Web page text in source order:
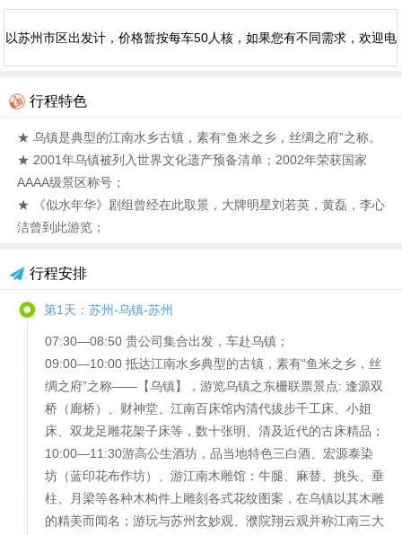
以苏州市区出发计，价格暂按每车50人核，如果您有不同需求，欢迎电
行程特色
★ 乌镇是典型的江南水乡古镇，素有“鱼米之乡，丝绸之府”之称。
★ 2001年乌镇被列入世界文化遗产预备清单；2002年荣获国家
AAAA级景区称号；
★ 《似水年华》剧组曾经在此取景，大牌明星刘若英，黄磊，李心
洁曾到此游览；
行程安排
第1天：苏州-乌镇-苏州
07:30—08:50 贵公司集合出发，车赴乌镇；
09:00—10:00 抵达江南水乡典型的古镇，素有“鱼米之乡，丝
绸之府”之称——【乌镇】，游览乌镇之东栅联票景点: 逢源双
桥（廊桥）、财神堂、江南百床馆内清代拔步千工床、小姐
床、双龙足雕花架子床等，数十张明、清及近代的古床精品；
10:00—11:30游高公生酒坊，品当地特色三白酒、宏源泰染
坊（蓝印花布作坊）、游江南木雕馆：牛腿、麻替、挑头、垂
柱、月梁等各种木构件上雕刻各式花纹图案，在乌镇以其木雕
的精美而闻名；游玩与苏州玄妙观、濮院翔云观并称江南三大